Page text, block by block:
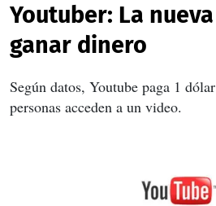
Youtuber: La
ganar dinero
Según datos, Youtube paga 1
personas acceden a un video.